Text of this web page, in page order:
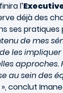
l’
déjà des
ses pratiques
de mes
les
approches.
au sein des
», conclut Imane